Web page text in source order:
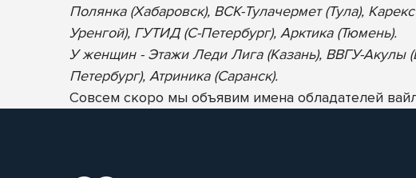
Полянка (Хабаровск), ВСК-Тулачермет (Тула),
Уренгой), ГУТИД (С-Петербург), Арктика (Тюмень).
У женщин - Этажи Леди Лига (Казань), ВВГУ-Акулы
Петербург), Атриника (Саранск).
Совсем скоро мы объявим имена обладателей